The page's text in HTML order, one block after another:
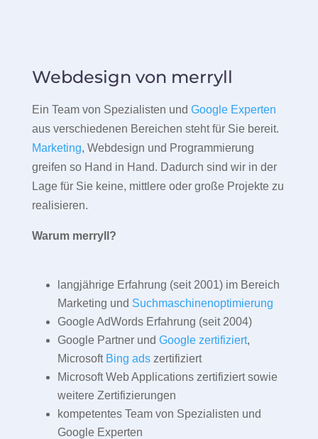
Webdesign von merryll
Ein Team von Spezialisten und Google Experten
aus verschiedenen Bereichen steht für Sie bereit.
Marketing, Webdesign und Programmierung
greifen so Hand in Hand. Dadurch sind wir in der
Lage für Sie keine, mittlere oder große Projekte zu
realisieren.
Warum merryll?
langjährige Erfahrung (seit 2001) im Bereich
Marketing und Suchmaschinenoptimierung
Google AdWords Erfahrung (seit 2004)
Google Partner und Google zertifiziert,
Microsoft Bing adszertifiziert
Microsoft Web Applications zertifiziert sowie
weitere Zertifizierungen
kompetentes Team von Spezialisten und
Google Experten